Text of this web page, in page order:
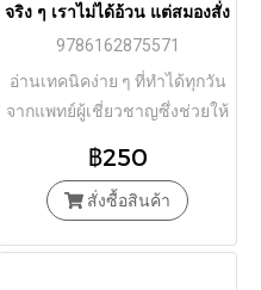
for Life / Tim Spector / พลอย
จริง ๆ เราไม่ได้อ้วน แต่สมองสั่งใ
9786162875571
อ่านเทคนิคง่าย ๆ ที่ทำได้ทุกวัน
จากแพทย์ผู้เชี่ยวชาญซึ่งช่วยให้
หนักได้
฿250
สั่งซื้อสินค้า